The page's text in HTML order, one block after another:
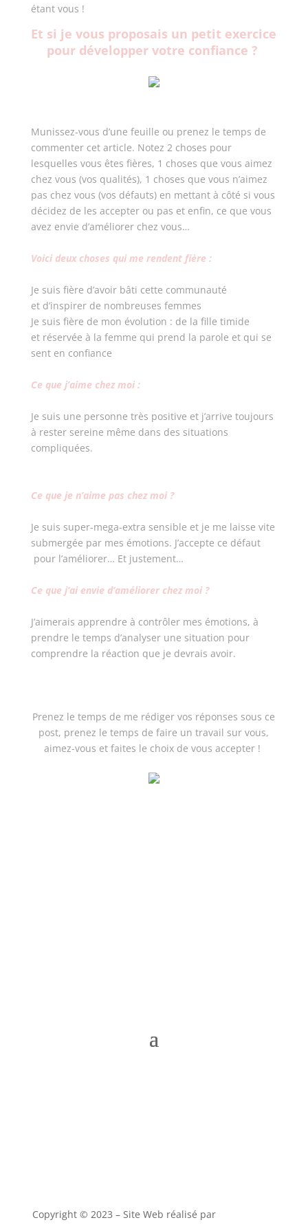
étant vous !
Et si je vous proposais un petit exercice
pour développer votre confiance ?
Munissez-vous d’une feuille ou prenez le temps de
commenter cet article. Notez 2 choses pour
lesquelles vous êtes fières, 1 choses que vous aimez
chez vous (vos qualités), 1 choses que vous n’aimez
pas chez vous (vos défauts) en mettant à côté si vous
décidez de les accepter ou pas et enfin, ce que vous
avez envie d’améliorer chez vous…
Voici deux choses qui me rendent fière :
Je suis fière d’avoir bâti cette communauté
et d’inspirer de nombreuses femmes
Je suis fière de mon évolution : de la fille timide
et réservée à la femme qui prend la parole et qui se
sent en confiance
Ce que j’aime chez moi :
Je suis une personne très positive et j’arrive toujours
à rester sereine même dans des situations
compliquées.
Ce que je n’aime pas chez moi ?
Je suis super-mega-extra sensible et je me laisse vite
submergée par mes émotions. J’accepte ce défaut
pour l’améliorer… Et justement…
Ce que j’ai envie d’améliorer chez moi ?
J’aimerais apprendre à contrôler mes émotions, à
prendre le temps d’analyser une situation pour
comprendre la réaction que je devrais avoir.
Prenez le temps de me rédiger vos réponses sous ce
post, prenez le temps de faire un travail sur vous,
aimez-vous et faites le choix de vous accepter !
Copyright © 2023 – Site Web réalisé par